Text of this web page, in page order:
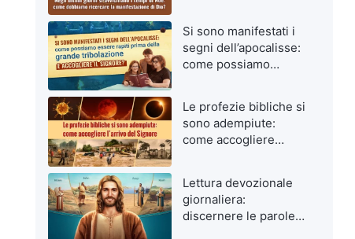
Si sono manifestati i
segni dell’apocalisse:
come possiamo
tribolazione e
accogliere il Signore?
Le profezie bibliche si
sono adempiute:
come accogliere
Lettura devozionale
giornaliera:
discernere le parole